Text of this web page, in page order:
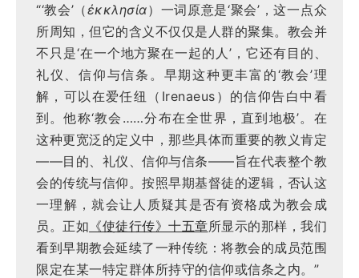
“‘教会’（ἐκκλησία）一词原意是‘聚会’，这一点众
所周知，但它的含义不仅仅是人群的聚集。教会并
不只是‘在一个地方聚在一起的人’，它还有目的、
礼仪、信仰与信条。早期这种更丰富的‘教会’理
解，可以在爱任纽（Irenaeus）的信仰告白中看
到。他称‘教会……分布在全世界，直到地极’。在
这种更宽泛的定义中，那些具体而重要的教义肯定
——目的、礼仪、信仰与信条——旨在代表整个教
会的传统与信仰。按照早期基督徒的逻辑，否认这
一理解，就会让人质疑其是否有资格成为教会成
员。正如 《使徒行传》十五章所显示的那样，我们
看到早期教会延续了一种传统：将教会的成员范围
限定在某一特定群体所持守的信仰或信条之内。”